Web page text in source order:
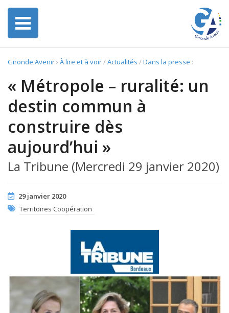
Gironde Avenir› À lire et à voir/Actualités /Dans la presse :
« Métropole – ruralité: un
destin commun à
construire dès
aujourd’hui »
La Tribune (Mercredi 29 janvier 2020)
29 janvier 2020
Territoires Coopération